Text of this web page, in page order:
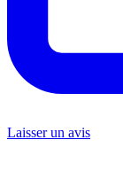
Laisser un avis